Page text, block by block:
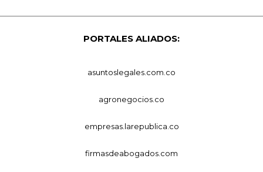
PORTALES ALIADOS:
asuntoslegales.com.co
agronegocios.co
empresas.larepublica.co
firmasdeabogados.com